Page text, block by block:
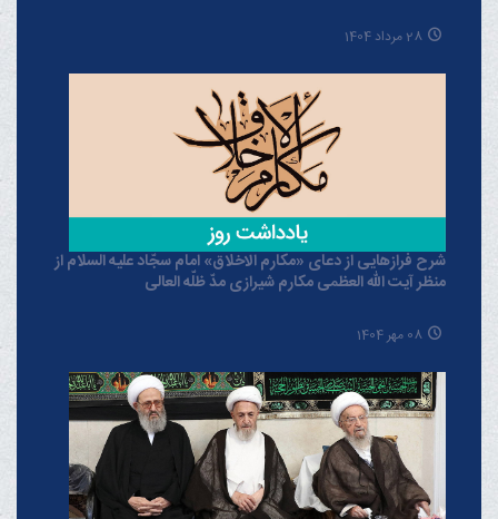
28 مرداد 1404
شرح فرازهایی از دعای «مکارم الاخلاق» امام سجّاد علیه السلام از
منظر آیت الله العظمی مکارم شیرازی مدّ ظلّه العالی
08 مهر 1404